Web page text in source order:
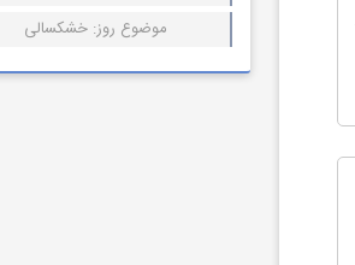
موضوع روز: خشکسالی